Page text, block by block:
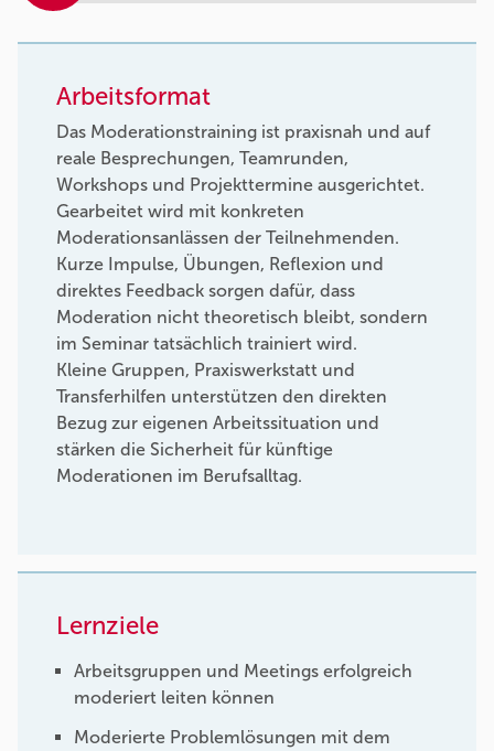
Arbeitsformat
Das Moderationstraining ist praxisnah und auf
reale Besprechungen, Teamrunden,
Workshops und Projekttermine ausgerichtet.
Gearbeitet wird mit konkreten
Moderationsanlässen der Teilnehmenden.
Kurze Impulse, Übungen, Reflexion und
direktes Feedback sorgen dafür, dass
Moderation nicht theoretisch bleibt, sondern
im Seminar tatsächlich trainiert wird.
Kleine Gruppen, Praxiswerkstatt und
Transferhilfen unterstützen den direkten
Bezug zur eigenen Arbeitssituation und
stärken die Sicherheit für künftige
Moderationen im Berufsalltag.
Lernziele
Arbeitsgruppen und Meetings erfolgreich
moderiert leiten können
Moderierte Problemlösungen mit dem